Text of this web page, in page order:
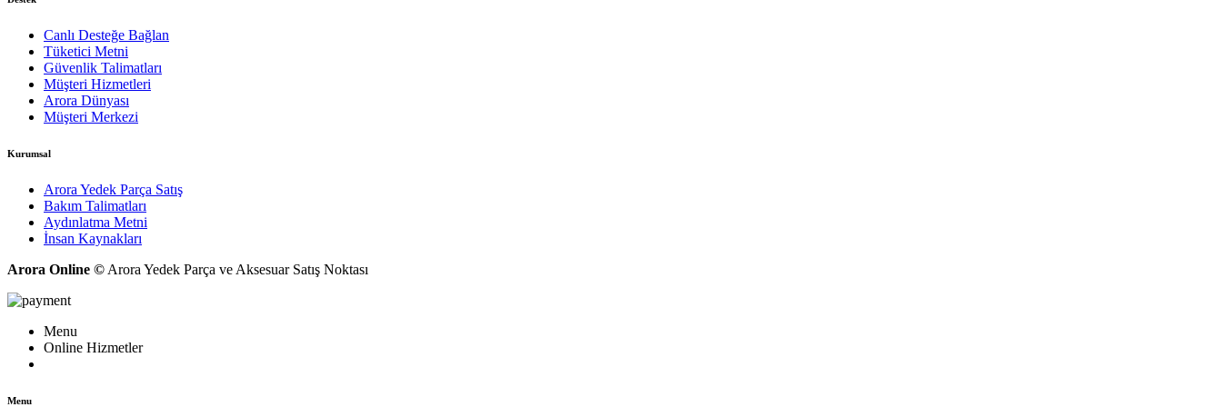
Canlı Desteğe Bağlan
Tüketici Metni
Güvenlik Talimatları
Müşteri Hizmetleri
Arora Dünyası
Müşteri Merkezi
Kurumsal
Arora Yedek Parça Satış
Bakım Talimatları
Aydınlatma Metni
İnsan Kaynakları
Arora Online © Arora Yedek Parça ve Aksesuar Satış Noktası
Menu
Online Hizmetler
Menu